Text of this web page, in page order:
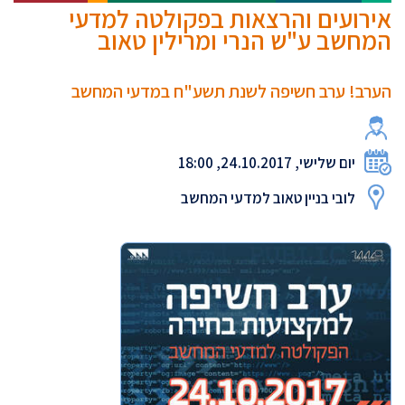
אירועים והרצאות בפקולטה למדעי
המחשב ע"ש הנרי ומרילין טאוב
הערב! ערב חשיפה לשנת תשע"ח במדעי המחשב
יום שלישי, 24.10.2017, 18:00
לובי בניין טאוב למדעי המחשב